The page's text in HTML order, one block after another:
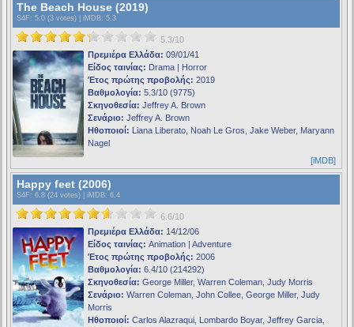
The Beach House (2019)
S4F : 5.0 (3 votes) | iMDB: 5.3
5.3/10
Πρεμιέρα Ελλάδα: 09/01/41
Είδος ταινίας: Drama | Horror
Έτος πρώτης προβολής: 2019
Βαθμολογία: 5.3/10 (9775)
Σκηνοθεσία: Jeffrey A. Brown
Σενάριο: Jeffrey A. Brown
Ηθοποιοί: Liana Liberato, Noah Le Gros, Jake Weber, Maryann
Nagel
[iMDB]
Happy feet (2006)
S4F : 6.8 (24 votes) | iMDB: 6.4
6.6/10
Πρεμιέρα Ελλάδα: 14/12/06
Είδος ταινίας: Animation | Adventure
Έτος πρώτης προβολής: 2006
Βαθμολογία: 6.4/10 (214292)
Σκηνοθεσία: George Miller, Warren Coleman, Judy Morris
Σενάριο: Warren Coleman, John Collee, George Miller, Judy
Morris
Ηθοποιοί: Carlos Alazraqui, Lombardo Boyar, Jeffrey Garcia,